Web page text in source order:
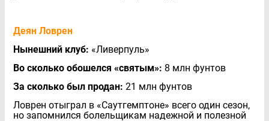
Деян Ловрен
Нынешний клуб: «Ливерпуль»
Во сколько обошелся «святым»: 8 млн фунтов
За сколько был продан: 21 млн фунтов
Ловрен отыграл в «Саутгемптоне» всего один сезон,
но запомнился болельщикам надежной и полезной